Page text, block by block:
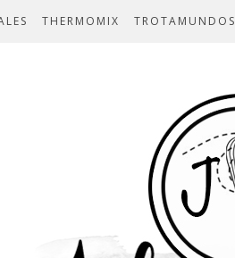
THERMOMIX TROTAMUNDOS